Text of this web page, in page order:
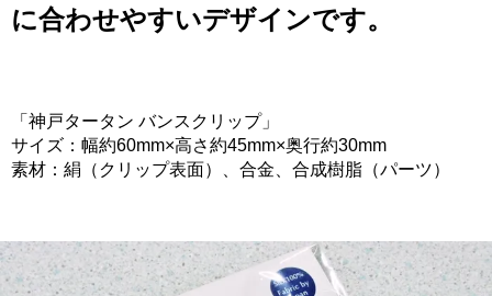
に合わせやすいデザインです。
「神戸タータン バンスクリップ」
サイズ：幅約60mm×高さ約45mm×奥行約30mm
素材：絹（クリップ表面）、合金、合成樹脂（パーツ）